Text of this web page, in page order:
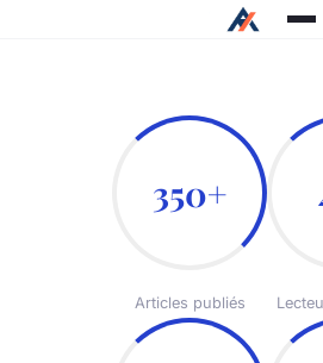
350+
Articles publiés